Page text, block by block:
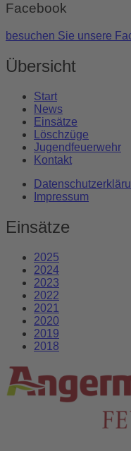
Facebook
besuchen Sie unsere
Übersicht
Start
News
Einsätze
Löschzüge
Jugendfeuerwehr
Kontakt
Impressum
Einsätze
2025
2024
2023
2022
2021
2020
2019
2018